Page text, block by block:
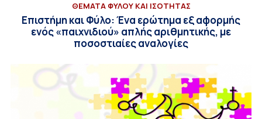
ΘΕΜΑΤΑ ΦΥΛΟΥ ΚΑΙ ΙΣΟΤΗΤΑΣ
Επιστήμη και Φύλο: Ένα ερώτημα εξ αφορμής
ενός «παιχνιδιού» απλής αριθμητικής, με
ποσοστιαίες αναλογίες